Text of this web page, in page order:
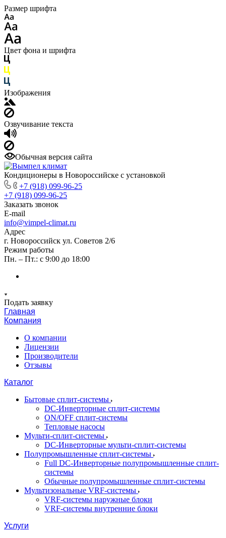
Размер шрифта
Цвет фона и шрифта
Изображения
Озвучивание текста
Обычная версия сайта
Кондиционеры в Новороссийске с установкой
+7 (918) 099-96-25
+7 (918) 099-96-25
Заказать звонок
E-mail
info@vimpel-climat.ru
Адрес
г. Новороссийск ул. Советов 2/6
Режим работы
Пн. – Пт.: с 9:00 до 18:00
Подать заявку
Главная
Компания
О компании
Лицензии
Производители
Отзывы
Каталог
Бытовые сплит-системы
DC-Инверторные сплит-системы
ON/OFF сплит-системы
Тепловые насосы
Мульти-сплит-системы
DC-Инверторные мульти-сплит-системы
Полупромышленные сплит-системы
Full DC-Инверторные полупромышленные сплит-
системы
Обычные полупромышленные сплит-системы
Мультизональные VRF-системы
VRF-системы наружные блоки
VRF-системы внутренние блоки
Услуги